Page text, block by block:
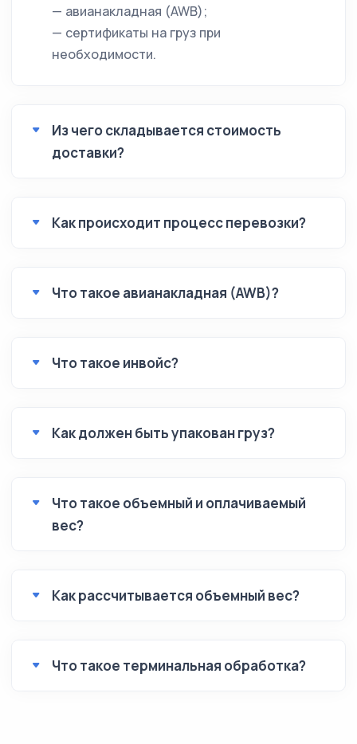
— авианакладная (AWB);
— сертификаты на груз при
необходимости.
Из чего складывается стоимость
доставки?
Как происходит процесс перевозки?
Что такое авианакладная (AWB)?
Что такое инвойс?
Как должен быть упакован груз?
Что такое объемный и оплачиваемый
вес?
Как рассчитывается объемный вес?
Что такое терминальная обработка?